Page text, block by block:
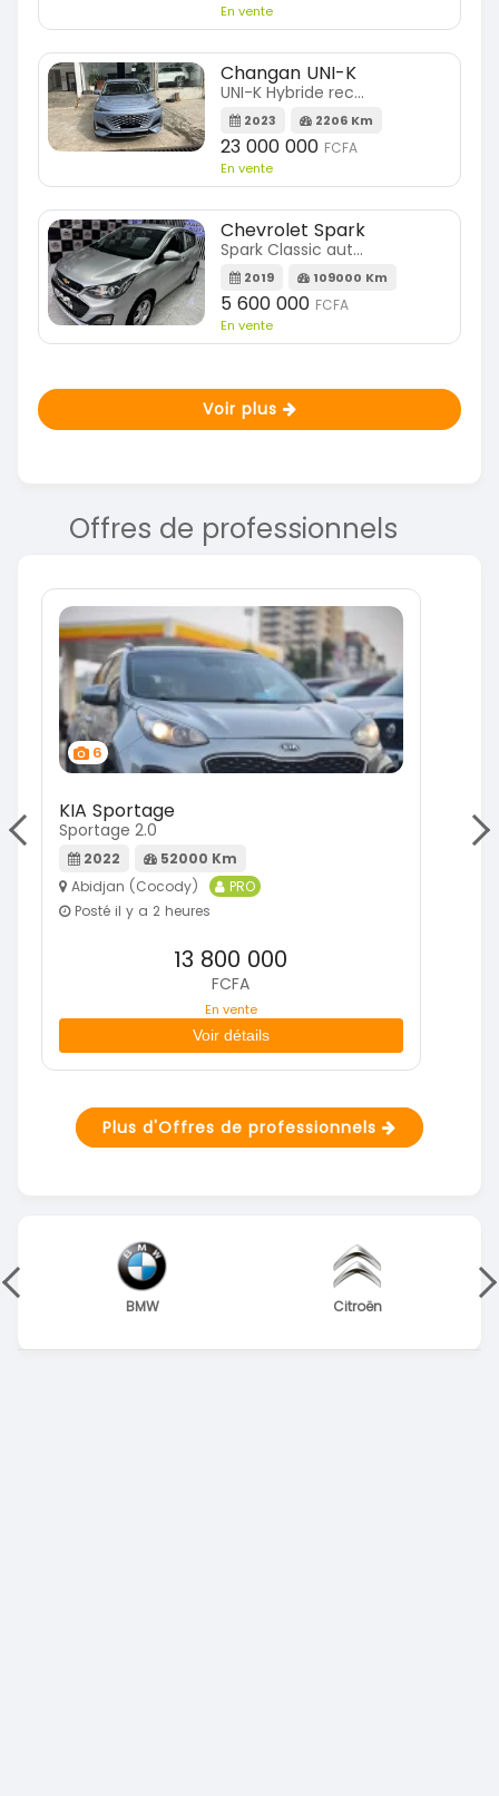
En vente
Changan UNI-K
UNI-K Hybride rechargeable
2023 2206 Km
23 000 000 FCFA
En vente
Chevrolet Spark
Spark Classic automatique
2019 109000 Km
5 600 000 FCFA
En vente
Voir plus
Offres de professionnels
6
KIA Sportage
Sportage 2.0
2022
52000 Km
Abidjan (Cocody)
PRO
Posté il y a 2 heures
13 800 000
FCFA
En vente
Voir détails
Plus d'Offres de professionnels
BMW Citroën